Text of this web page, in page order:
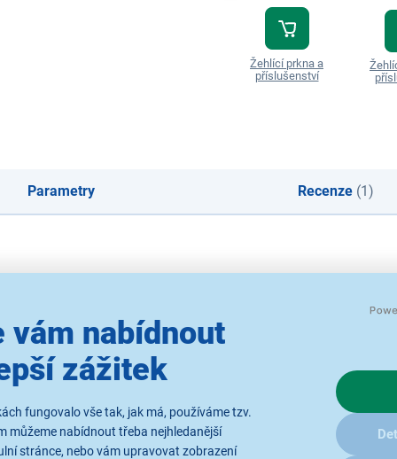
vám nabídnout
zážitek
fungovalo vše tak, jak má, používáme tzv.
můžeme nabídnout třeba nejhledanější
stránce, nebo vám upravovat zobrazení
Žehlící prkna a
příslušenství
Parametry Recenze(1)